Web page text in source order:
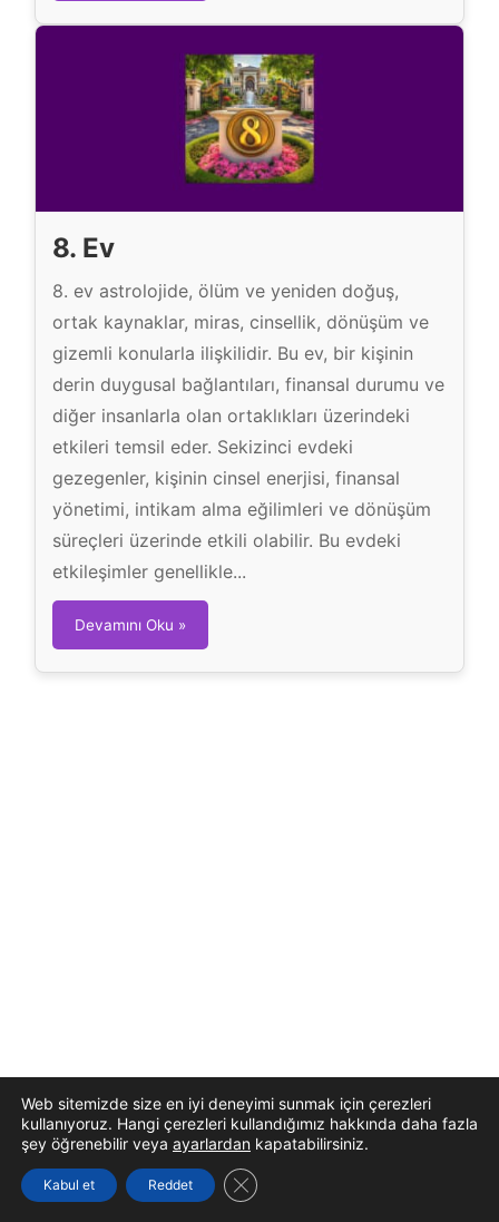
l
ı
k
B
u
r
c
u
8. Ev
8. ev astrolojide, ölüm ve yeniden doğuş,
ortak kaynaklar, miras, cinsellik, dönüşüm ve
gizemli konularla ilişkilidir. Bu ev, bir kişinin
derin duygusal bağlantıları, finansal durumu ve
diğer insanlarla olan ortaklıkları üzerindeki
etkileri temsil eder. Sekizinci evdeki
gezegenler, kişinin cinsel enerjisi, finansal
yönetimi, intikam alma eğilimleri ve dönüşüm
süreçleri üzerinde etkili olabilir. Bu evdeki
etkileşimler genellikle...
Devamını Oku »8
.
E
Web sitemizde size en iyi deneyimi sunmak için çerezleri
kullanıyoruz. Hangi çerezleri kullandığımız hakkında daha fazla
şey öğrenebilir veya ayarlardan kapatabilirsiniz.
Kabul et Reddet GDPR çerez şeridini kapat